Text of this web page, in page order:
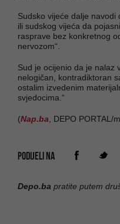
Sudsko vijeće dalje
ili sudskog vijeća da
rasprave bez konkretnog
nervozom“.
Sud je ocijenio da je nalaz
nelogičan, kontradiktoran
ostalim izvedenim
svjedocima.“
(Nap.ba , DEPO PORTAL/
PODIJELI NA
Depo.ba pratite putem